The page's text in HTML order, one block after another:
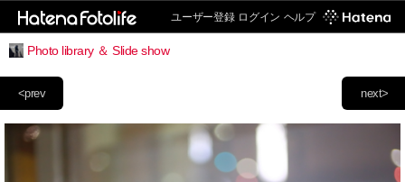
ユーザー登録 ログイン ヘルプ
Photo library ＆ Slide show
next>
<prev